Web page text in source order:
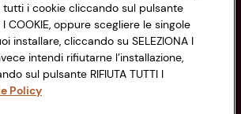
Servizio clienti
tutti i cookie cliccando sul pulsante
I COOKIE, oppure scegliere le singole
installare, cliccando su SELEZIONA I
intendi rifiutarne l’installazione,
sul pulsante RIFIUTA TUTTI I
Policy